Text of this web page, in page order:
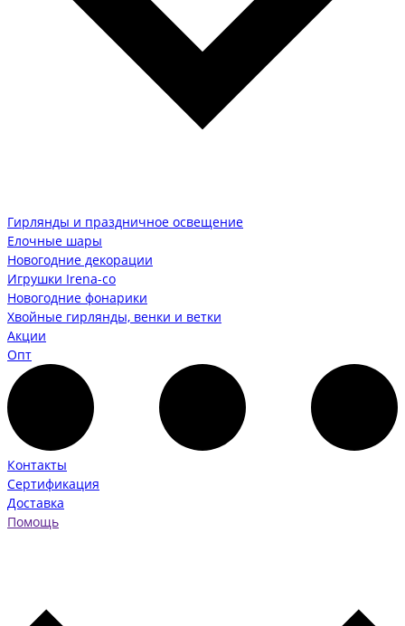
Гирлянды и праздничное освещение
Елочные шары
Новогодние декорации
Игрушки Irena-co
Новогодние фонарики
Хвойные гирлянды, венки и ветки
Акции
Опт
Контакты
Сертификация
Доставка
Помощь